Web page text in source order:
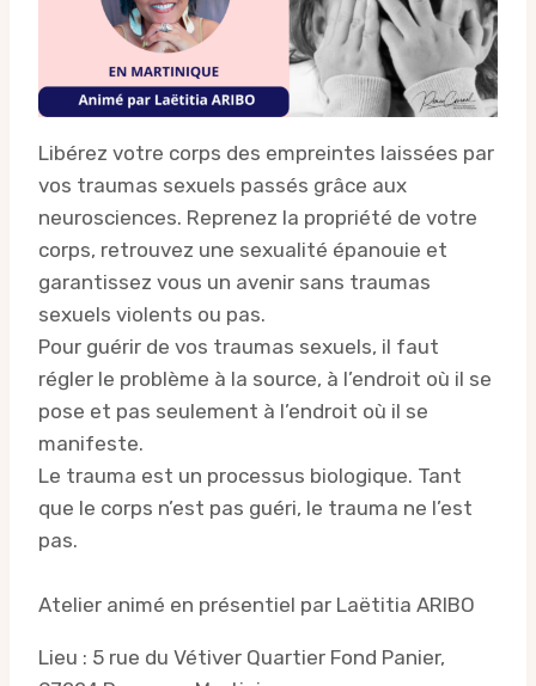
Libérez votre corps des empreintes laissées par
vos traumas sexuels passés grâce aux
neurosciences. Reprenez la propriété de votre
corps, retrouvez une sexualité épanouie et
garantissez vous un avenir sans traumas
sexuels violents ou pas.
Pour guérir de vos traumas sexuels, il faut
régler le problème à la source, à l’endroit où il se
pose et pas seulement à l’endroit où il se
manifeste.
Le trauma est un processus biologique. Tant
que le corps n’est pas guéri, le trauma ne l’est
pas.
Atelier animé en présentiel par Laëtitia ARIBO
Lieu : 5 rue du Vétiver Quartier Fond Panier,